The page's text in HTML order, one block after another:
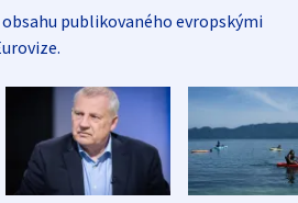
obsahu publikovaného evropskými